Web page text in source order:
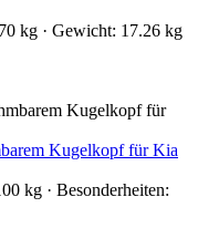
kg · Gewicht: 17.26 kg
Kugelkopf für Kia
kg · Besonderheiten: